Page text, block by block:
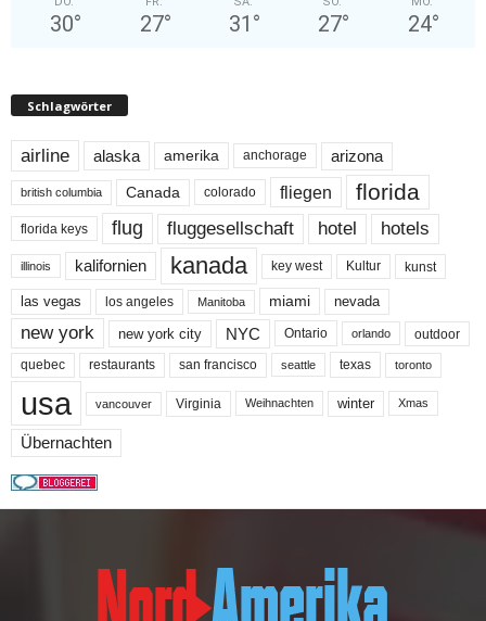
30° 27° 31 ° 27° 24°
Schlagwörter
airline alaska amerika anchorage arizona
british columbia Canada colorado fliegen florida
florida keys flug fluggesellschaft hotel hotels
illinois kalifornien kanada key west Kultur kunst
las vegas los angeles Manitoba miami nevada
new york new york city NYC Ontario orlando outdoor
quebec restaurants san francisco seattle texas toronto
usa vancouver Virginia Weihnachten winter Xmas
Übernachten